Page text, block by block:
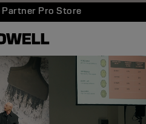
Pro Store